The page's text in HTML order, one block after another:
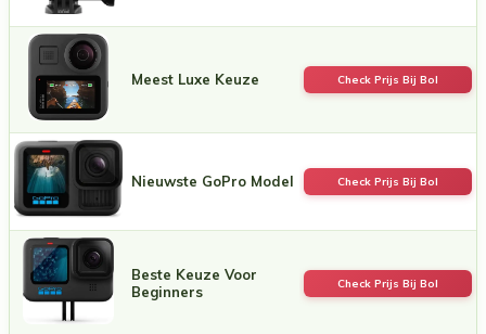
Meest Luxe Keuze Check Prijs Bij Bol
Nieuwste GoPro Model Check Prijs Bij Bol
Beste Keuze Voor
Beginners
Check Prijs Bij Bol